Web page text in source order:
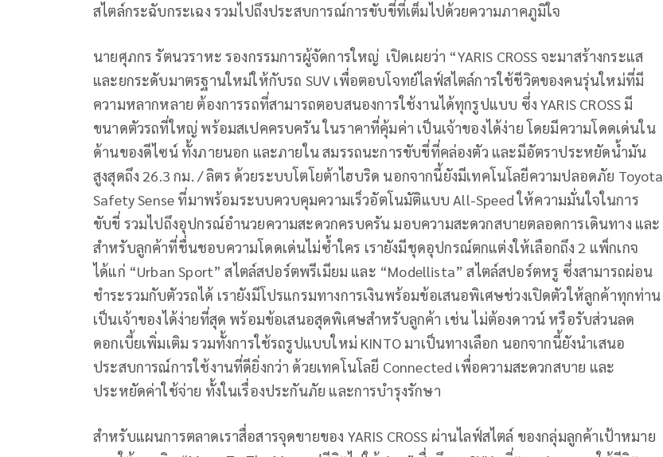
สไตล์กระฉับกระเฉง รวมไปถึงประสบการณ์การขับขี่ที่เต็มไปด้วยความภาคภูมิใจ
นายศุภกร รัตนวราหะ รองกรรมการผู้จัดการใหญ่ เปิดเผยว่า “YARIS CROSS จะมาสร้างกระแส
และยกระดับมาตรฐานใหม่ให้กับรถ SUV เพื่อตอบโจทย์ไลฟ์สไตล์การใช้ชีวิตของคนรุ่นใหม่ที่มี
ความหลากหลาย ต้องการรถที่สามารถตอบสนองการใช้งานได้ทุกรูปแบบ ซึ่ง YARIS CROSS มี
ขนาดตัวรถที่ใหญ่ พร้อมสเปคครบครัน ในราคาที่คุ้มค่า เป็นเจ้าของได้ง่าย โดยมีความโดดเด่นใน
ด้านของดีไซน์ ทั้งภายนอก และภายใน สมรรถนะการขับขี่ที่คล่องตัว และมีอัตราประหยัดน้ำมัน
สูงสุดถึง 26.3 กม. / ลิตร ด้วยระบบโตโยต้าไฮบริด นอกจากนี้ยังมีเทคโนโลยีความปลอดภัย Toyota
Safety Sense ที่มาพร้อมระบบควบคุมความเร็วอัตโนมัติแบบ All-Speed ให้ความมั่นใจในการ
ขับขี่ รวมไปถึงอุปกรณ์อำนวยความสะดวกครบครัน มอบความสะดวกสบายตลอดการเดินทาง และ
สำหรับลูกค้าที่ชื่นชอบความโดดเด่นไม่ซ้ำใคร เรายังมีชุดอุปกรณ์ตกแต่งให้เลือกถึง 2 แพ็กเกจ
ได้แก่ “Urban Sport” สไตล์สปอร์ตพรีเมียม และ “Modellista” สไตล์สปอร์ตหรู ซึ่งสามารถผ่อน
ชำระรวมกับตัวรถได้ เรายังมีโปรแกรมทางการเงินพร้อมข้อเสนอพิเศษช่วงเปิดตัวให้ลูกค้าทุกท่าน
เป็นเจ้าของได้ง่ายที่สุด พร้อมข้อเสนอสุดพิเศษสำหรับลูกค้า เช่น ไม่ต้องดาวน์ หรือรับส่วนลด
ดอกเบี้ยเพิ่มเติม รวมทั้งการใช้รถรูปแบบใหม่ KINTO มาเป็นทางเลือก นอกจากนี้ยังนำเสนอ
ประสบการณ์การใช้งานที่ดียิ่งกว่า ด้วยเทคโนโลยี Connected เพื่อความสะดวกสบาย และ
ประหยัดค่าใช้จ่าย ทั้งในเรื่องประกันภัย และการบำรุงรักษา
สำหรับแผนการตลาดเราสื่อสารจุดขายของ YARIS CROSS ผ่านไลฟ์สไตล์ ของกลุ่มลูกค้าเป้าหมาย